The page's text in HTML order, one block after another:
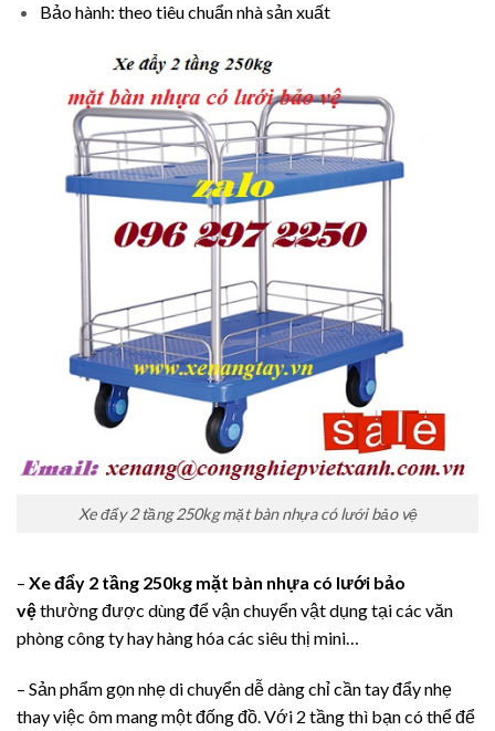
Bảo hành: theo tiêu chuẩn nhà sản xuất
Xe đẩy 2 tầng 250kg mặt bàn nhựa có lưới bảo vệ
– Xe đẩy 2 tầng 250kg mặt bàn nhựa có lưới bảo
vệthường được dùng để vận chuyển vật dụng tại các văn
phòng công ty hay hàng hóa các siêu thị mini…
– Sản phẩm gọn nhẹ di chuyển dễ dàng chỉ cần tay đẩy nhẹ
thay việc ôm mang một đống đồ. Với 2 tầng thì bạn có thể để